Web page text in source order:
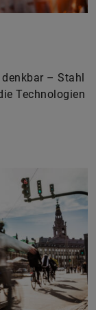
– Stahl
Technologien